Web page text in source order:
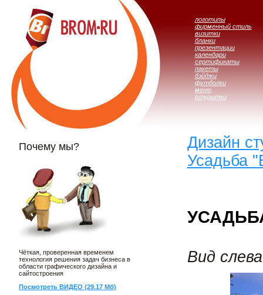
логотипы
фирменный стиль
визитки
бланки
презентации
календари
сертификаты
пакеты
бэйджи
футболки
меню
открытки
Почему мы?
Чёткая, проверенная временем
технология решения задач бизнеса в
области графического дизайна и
сайтостроения
Посмотреть ВИДЕО (29.17 Мб)
Дизайн
Усадьба
Вид слева